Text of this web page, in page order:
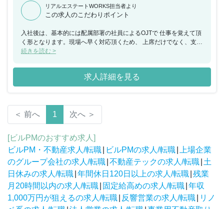
リアルエステートWORKS担当者より
この求人のこだわりポイント
入社後は、基本的には配属部署の社員によるOJTで 仕事を覚えて頂
く形となります。現場へ早く対応頂くため、 上席だけでなく、支店
のスタッフ全員で気軽に質問を受けられる ような体制を取っていま
（土日祝休み）/年休129日/残業平均月15時間 また、各種手当が充
実…住宅取得手当1万円～ 3万円/家族手当扶養配偶者1万、 子5千円/
資格手当（宅建・建築士・マンション管理士等） そして、事業の強
スの実績を誇ります。 景気に左右されにくい事業のため、安定的に
長期働くことが 可能です。コロナ禍でも業績は堅調に推移していま
す。 同社は「底地」という、一般的にはあまり知られていない不動
動産会社です。 2014年には東京証券取引所第一部上場を実現しま
した。 権利関係の複雑な不動産の権利を調整し、社会的価値を高め
る不 動産再生事業を中心に堅実に成長を続けております。 同社の
主な事業は「底地」と「居抜き」です。 権利が複雑に絡み合って土
地を仕入れる→権利調整→権利関係を シンプルにし、物件の価値を
高めて売却する事業です。 不動産関連の知識はもちろん、法律や税
務など幅広い知識や、 他にはない専門性、販売に必要な交渉術など
を身に 着けることができます。 不動産業界の中でもニッチな領域
続きを読む >
求人詳細を見る
＜ 前へ 1 次へ ＞
[ビルPMのおすすめ求人]
ビルPM・不動産求人/転職
ビルPMの求人/転職
上場企業
のグループ会社の求人/転職 不動産テックの求人/転職 土
日休みの求人/転職 年間休日120日以上の求人/転職 残業
月20時間以内の求人/転職 固定給高めの求人/転職 年収
1,000万円が狙えるの求人/転職 反響営業の求人/転職
リノ